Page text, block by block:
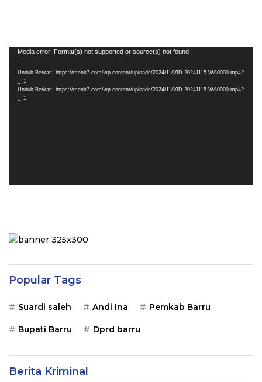
Pemutar
Media error: Format(s) not supported or source(s) not found
Unduh Berkas: https://menit7.com/wp-content/uploads/2024/11/VID-20241115-WA0000.mp4?
_=1
Unduh Berkas: https://menit7.com/wp-content/uploads/2024/11/VID-20241115-WA0000.mp4?
_=1
Popular Tags
Suardi saleh Andi Ina Pemkab Barru
Bupati Barru Dprd barru
Berita Kriminal